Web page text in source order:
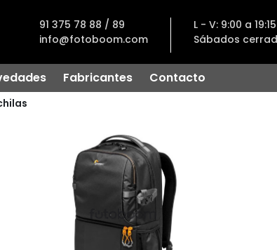
91 375 78 88 / 89
info@fotoboom.com
L - V: 9:00 a 19:15
Sábados
Fabricantes
Contacto